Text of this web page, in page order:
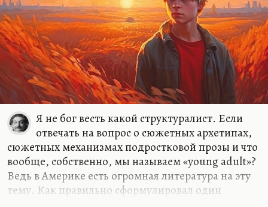
молодости был открыт издателем самого
популярного, самого прогрессивного журнала
той эпохи, открыт после своего литературного
дебюта и сразу приобрел огромную славу. По
образованию он не литератор, не филолог
вообще ― технарь.…
Я не бог весть какой структуралист. Если
отвечать на вопрос о сюжетных архетипах,
сюжетных механизмах подростковой прозы и что
вообще, собственно, мы называем «young adult»?
Ведь в Америке есть огромная литература на эту
тему. Как правильно сформулировал один